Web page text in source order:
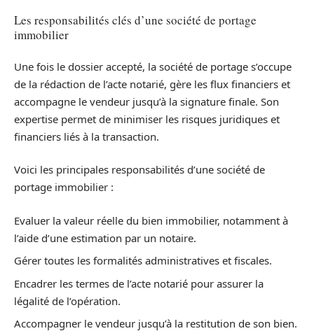
Les responsabilités clés d’une société de portage
immobilier
Une fois le dossier accepté, la société de portage s’occupe
de la rédaction de l’acte notarié, gère les flux financiers et
accompagne le vendeur jusqu’à la signature finale. Son
expertise permet de minimiser les risques juridiques et
financiers liés à la transaction.
Voici les principales responsabilités d’une société de
portage immobilier :
Evaluer la valeur réelle du bien immobilier, notamment à
l’aide d’une estimation par un notaire.
Gérer toutes les formalités administratives et fiscales.
Encadrer les termes de l’acte notarié pour assurer la
légalité de l’opération.
Accompagner le vendeur jusqu’à la restitution de son bien.